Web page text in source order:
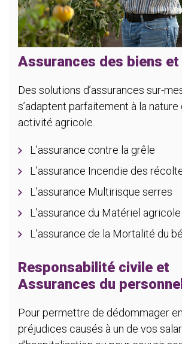
Assurances des biens et
Des solutions d’assurances sur-
s’adaptent parfaitement à la
activité agricole.
L’assurance contre la grêle
L’assurance Incendie des
L’assurance Multirisque serres
L’assurance du Matériel agricole
L’assurance de la Mortalité du
Responsabilité civile et
Assurances du personnel
Pour permettre de dédommager
préjudices causés à un de vos